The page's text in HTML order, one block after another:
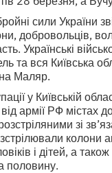
сили України
добровольців,
Українські
та вся Київська
Маляр.
у Київській
від армії РФ
зі
і дітей, а
половину.